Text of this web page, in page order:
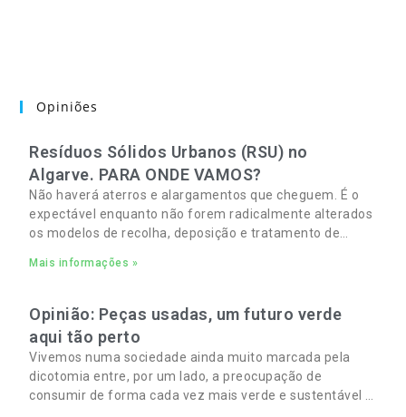
Opiniões
Resíduos Sólidos Urbanos (RSU) no
Algarve. PARA ONDE VAMOS?
Não haverá aterros e alargamentos que cheguem. É o
expectável enquanto não forem radicalmente alterados
os modelos de recolha, deposição e tratamento de
Mais informações »
Opinião: Peças usadas, um futuro verde
aqui tão perto
Vivemos numa sociedade ainda muito marcada pela
dicotomia entre, por um lado, a preocupação de
consumir de forma cada vez mais verde e sustentável e,